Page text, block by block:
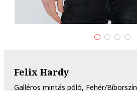
Felix Hardy
Galléros mintás póló, Fehér/Bíborszín